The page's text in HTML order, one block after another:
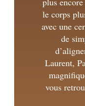
le corps
avec une
de
Laurent,
vous